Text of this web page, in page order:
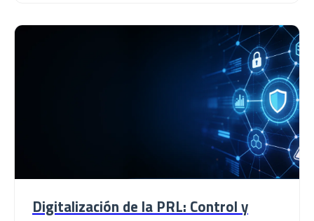
Digitalización de la PRL: Control y